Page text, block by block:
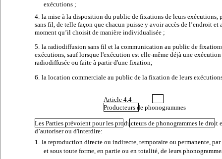
exécutions ;
4. la mise à la disposition du public de fixations de leurs exécutions,
sans fil, de telle façon que chacun puisse y avoir accès de l’endroit et
moment qu’il choisit de manière individualisée ;
5. la radiodiffusion sans fil et la communication au public de
exécutions, sauf lorsque l'exécution est elle-même déjà une exécution
radiodiffusée ou faite à partir d'une fixation;
6. la location commerciale au public de la fixation de leurs
Article 4.4
Producteurs de phonogrammes
Les Parties prévoient pour les producteurs de phonogrammes le droit
d’autoriser ou d'interdire:
1. la reproduction directe ou indirecte, temporaire ou permanente,
et sous toute forme, en partie ou en totalité, de leurs